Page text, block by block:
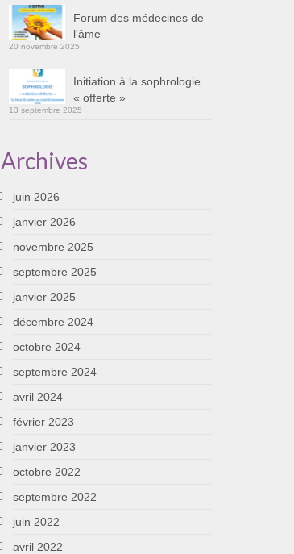
Forum des médecines de
l’âme
20 novembre 2025
Initiation à la sophrologie
« offerte »
13 septembre 2025
Archives
juin 2026
janvier 2026
novembre 2025
septembre 2025
janvier 2025
décembre 2024
octobre 2024
septembre 2024
avril 2024
février 2023
janvier 2023
octobre 2022
septembre 2022
juin 2022
avril 2022